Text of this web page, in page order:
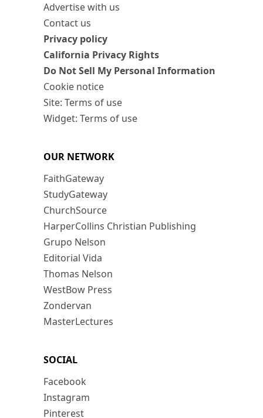
Advertise with us
Contact us
Privacy policy
California Privacy Rights
Do Not Sell My Personal Information
Cookie notice
Site: Terms of use
Widget: Terms of use
OUR NETWORK
FaithGateway
StudyGateway
ChurchSource
HarperCollins Christian Publishing
Grupo Nelson
Editorial Vida
Thomas Nelson
WestBow Press
Zondervan
MasterLectures
SOCIAL
Facebook
Instagram
Pinterest